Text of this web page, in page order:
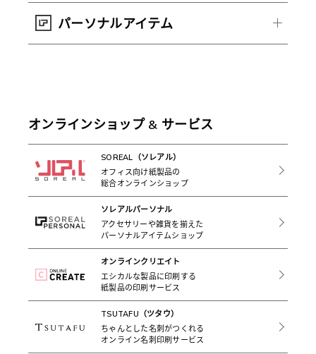
パーソナルアイテム
オンラインショップ & サービス
SOREAL（ソレアル）
オフィス向け紙製品の
総合オンラインショップ
ソレアルパーソナル
アクセサリーや雑貨を揃えた
パーソナルアイテムショップ
オンラインクリエイト
エシカルな製品に印刷する
紙製品の印刷サービス
TSUTAFU（ツタウ）
ちゃんとした名刺がつくれる
オンライン名刺印刷サービス